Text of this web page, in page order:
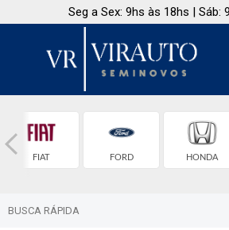
Seg a Sex: 9hs às 18hs | Sáb:
FIAT FORD HONDA
BUSCA RÁPIDA